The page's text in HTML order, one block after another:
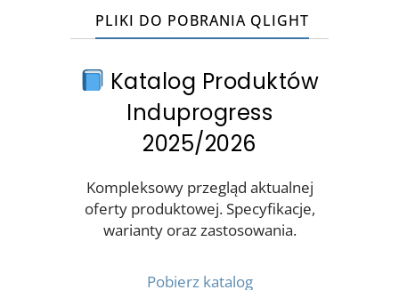
PLIKI DO POBRANIA QLIGHT
Katalog Produktów
Induprogress
2025/2026
Kompleksowy przegląd aktualnej
oferty produktowej. Specyfikacje,
warianty oraz zastosowania.
Pobierz katalog